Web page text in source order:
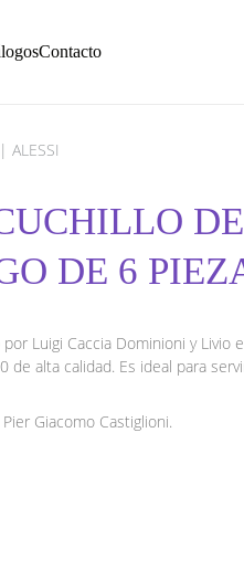
Contacto
ALESSI
DE 6
Luigi Caccia Dominioni y Livio
alta calidad. Es ideal para
Giacomo Castiglioni.